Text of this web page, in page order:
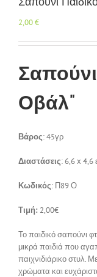
Επικοινωνία
2,00€
Οβάλ”
Βάρος: 45γρ
Διαστάσεις: 6,6 x 4,6
Κωδικός: Π89 Ο
Τιμή: 2,00€
Το παιδικό σαπούνι
μικρά παιδιά που
παιχνιδιάρικο στυλ.
χρώματα και